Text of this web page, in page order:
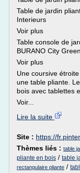
Table de jardin
Interieurs
Voir plus
Table console de
BURANO City
Voir plus
Une coursive
une table pliante.
bois avec tablettes
Voir...
Lire la suite
Site : https://
Thèmes liés : table
pliante en bois / table
rectangulaire pliante /